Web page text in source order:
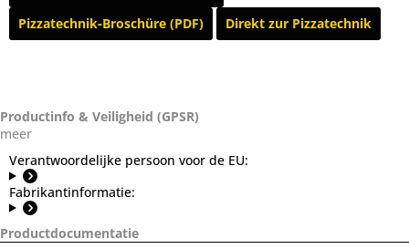
Pizzatechnik‑Broschüre (PDF)
Direkt zur Pizzatechnik
Productinfo & Veiligheid (GPSR)
meer
Verantwoordelijke persoon voor de EU:
Fabrikantinformatie:
Productdocumentatie